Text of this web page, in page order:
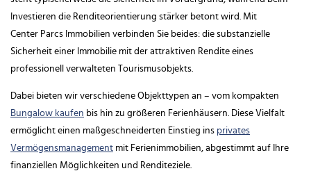
Investieren die Renditeorientierung stärker betont wird. Mit
Center Parcs Immobilien verbinden Sie beides: die substanzielle
Sicherheit einer Immobilie mit der attraktiven Rendite eines
professionell verwalteten Tourismusobjekts.
Dabei bieten wir verschiedene Objekttypen an – vom kompakten
Bungalow kaufen bis hin zu größeren Ferienhäusern. Diese Vielfalt
ermöglicht einen maßgeschneiderten Einstieg ins privates
Vermögensmanagement mit Ferienimmobilien, abgestimmt auf Ihre
finanziellen Möglichkeiten und Renditeziele.